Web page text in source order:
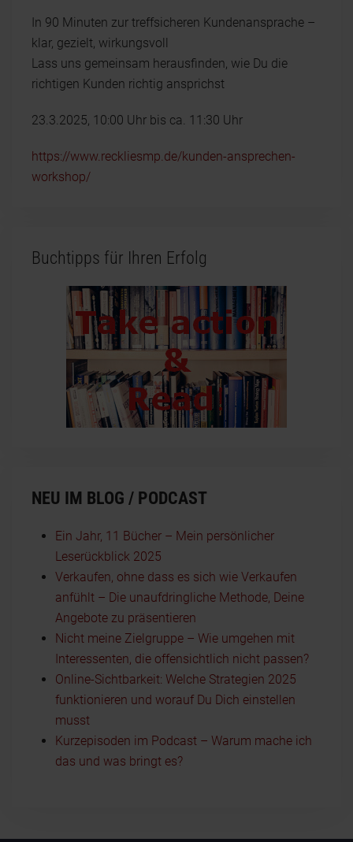
In 90 Minuten zur treffsicheren Kundenansprache –
klar, gezielt, wirkungsvoll
Lass uns gemeinsam herausfinden, wie Du die
richtigen Kunden richtig ansprichst
23.3.2025, 10:00 Uhr bis ca. 11:30 Uhr
https://www.reckliesmp.de/kunden-ansprechen-
workshop/
Buchtipps für Ihren Erfolg
NEU IM BLOG / PODCAST
Ein Jahr, 11 Bücher – Mein persönlicher
Leserückblick 2025
Verkaufen, ohne dass es sich wie Verkaufen
anfühlt – Die unaufdringliche Methode, Deine
Angebote zu präsentieren
Nicht meine Zielgruppe – Wie umgehen mit
Interessenten, die offensichtlich nicht passen?
Online-Sichtbarkeit: Welche Strategien 2025
funktionieren und worauf Du Dich einstellen
musst
Kurzepisoden im Podcast – Warum mache ich
das und was bringt es?